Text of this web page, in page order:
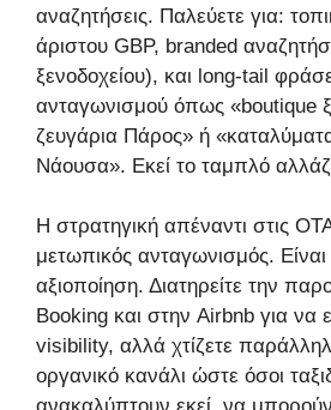
αναζητήσεις. Παλεύετε για:
άριστου GBP, branded
ξενοδοχείου), και long-tail
ανταγωνισμού όπως «boutique
ζευγάρια Πάρος» ή
Νάουσα». Εκεί το ταμπλό
Η στρατηγική απέναντι στις
μετωπικός ανταγωνισμός.
αξιοποίηση. Διατηρείτε την
Booking και στην Airbnb για να
visibility, αλλά χτίζετε
οργανικό κανάλι ώστε όσοι